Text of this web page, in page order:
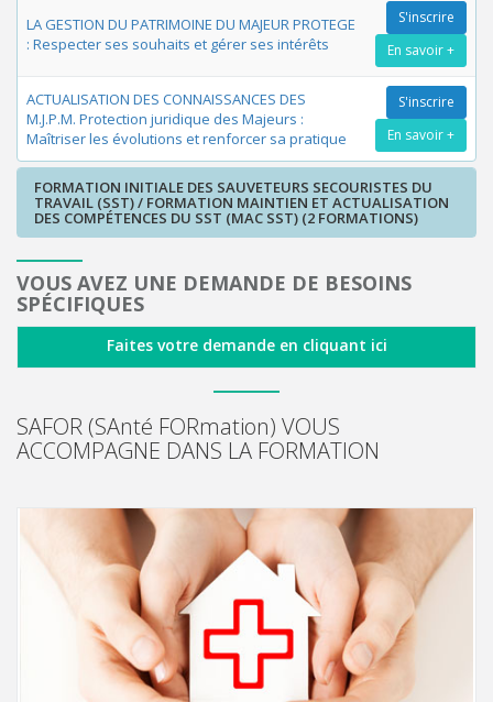
LA GESTION DU PATRIMOINE DU MAJEUR PROTEGE
: Respecter ses souhaits et gérer ses intérêts
S'inscrire
En savoir +
ACTUALISATION DES CONNAISSANCES DES
M.J.P.M. Protection juridique des Majeurs :
Maîtriser les évolutions et renforcer sa pratique
S'inscrire
En savoir +
FORMATION INITIALE DES SAUVETEURS SECOURISTES DU
TRAVAIL (SST) / FORMATION MAINTIEN ET ACTUALISATION
DES COMPÉTENCES DU SST (MAC SST) (2 FORMATIONS)
VOUS AVEZ UNE DEMANDE DE BESOINS
SPÉCIFIQUES
Faites votre demande en cliquant ici
SAFOR (SAnté FORmation) VOUS
ACCOMPAGNE DANS LA FORMATION